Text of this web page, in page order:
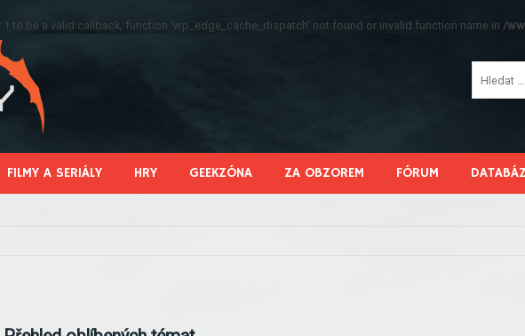
1 to be a valid callback, function 'wp_edge_cache_dispatch' not found or invalid function name in /
FILMY A SERIÁLY HRY GEEKZÓNA ZA OBZOREM FÓRUM